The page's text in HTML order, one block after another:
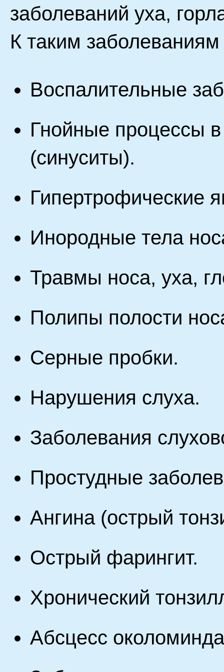
заболеваний уха,
К таким заболеваниям
Воспалительные
Гнойные процессы
(синуситы).
Гипертрофические
Инородные тела
Травмы носа, уха,
Полипы полости
Серные пробки.
Нарушения слуха.
Заболевания
Простудные
Ангина (острый
Острый фарингит.
Хронический
Абсцесс